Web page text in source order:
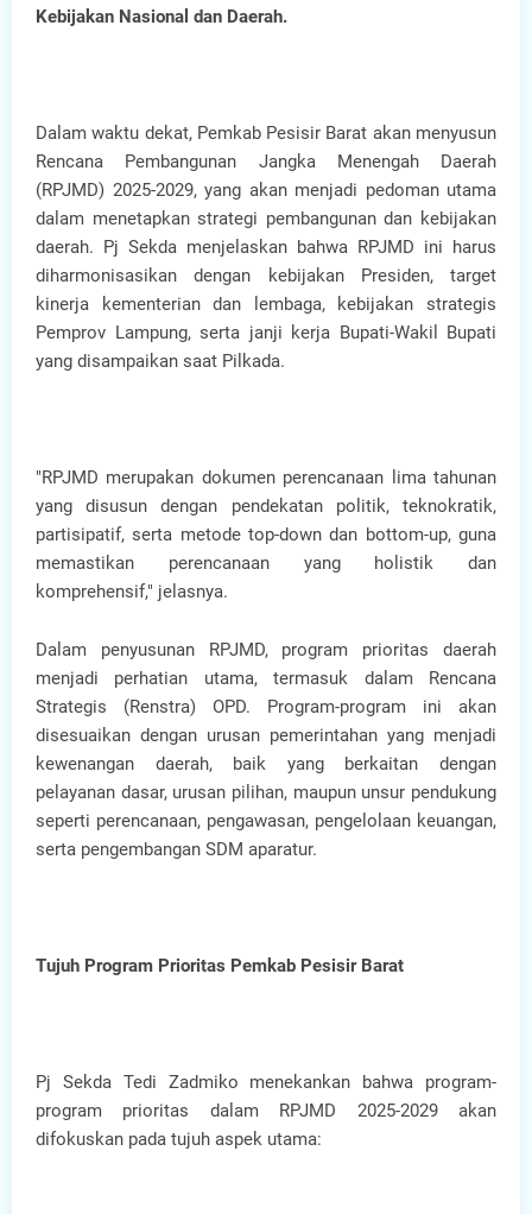
Kebijakan Nasional dan Daerah.
Dalam waktu dekat, Pemkab Pesisir Barat akan menyusun
Rencana Pembangunan Jangka Menengah Daerah
(RPJMD) 2025-2029, yang akan menjadi pedoman utama
dalam menetapkan strategi pembangunan dan kebijakan
daerah. Pj Sekda menjelaskan bahwa RPJMD ini harus
diharmonisasikan dengan kebijakan Presiden, target
kinerja kementerian dan lembaga, kebijakan strategis
Pemprov Lampung, serta janji kerja Bupati-Wakil Bupati
yang disampaikan saat Pilkada.
"RPJMD merupakan dokumen perencanaan lima tahunan
yang disusun dengan pendekatan politik, teknokratik,
partisipatif, serta metode top-down dan bottom-up, guna
memastikan perencanaan yang holistik dan
komprehensif," jelasnya.
Dalam penyusunan RPJMD, program prioritas daerah
menjadi perhatian utama, termasuk dalam Rencana
Strategis (Renstra) OPD. Program-program ini akan
disesuaikan dengan urusan pemerintahan yang menjadi
kewenangan daerah, baik yang berkaitan dengan
pelayanan dasar, urusan pilihan, maupun unsur pendukung
seperti perencanaan, pengawasan, pengelolaan keuangan,
serta pengembangan SDM aparatur.
Tujuh Program Prioritas Pemkab Pesisir Barat
Pj Sekda Tedi Zadmiko menekankan bahwa program-
program prioritas dalam RPJMD 2025-2029 akan
difokuskan pada tujuh aspek utama: